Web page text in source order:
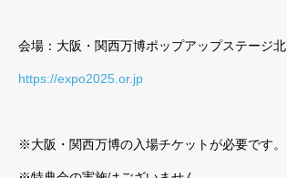
会場： 大阪・関西万博ポップアップステージ北
https://expo2025.or.jp
※大阪・関西万博の入場チケットが必要です。